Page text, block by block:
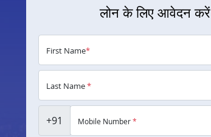
लोन के लिए आवेदन करें
First Name*
Last Name*
+91 Mobile Number*